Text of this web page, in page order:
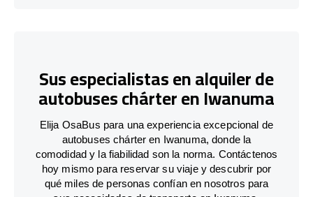
Sus especialistas en alquiler de
autobuses chárter en Iwanuma
Elija OsaBus para una experiencia excepcional de
autobuses chárter en Iwanuma, donde la
comodidad y la fiabilidad son la norma. Contáctenos
hoy mismo para reservar su viaje y descubrir por
qué miles de personas confían en nosotros para